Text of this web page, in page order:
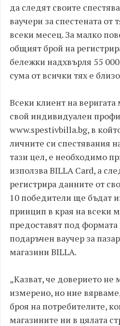
да следят своите
ваучери за спестената от
всеки месец. За малко
общият брой на
бележки надхвърля 55
сума от всички тях е
Всеки клиент на
свой индивидуален
www.spestivbilla.bg, в
личните си спестявания
тази цел, е необходимо
използва BILLA Card, а
регистрира данните от
10 победители ще бъдат
принцип в края на всеки
предоставят под формата
подаръчен ваучер за
магазини BILLA.
„Казват, че доверието не
измерено, но ние
броя на потребителите,
магазините ни в цялата